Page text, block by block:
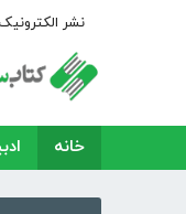
نشر
خانه